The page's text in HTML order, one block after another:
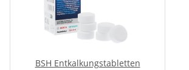
BSH Entkalkungstabletten